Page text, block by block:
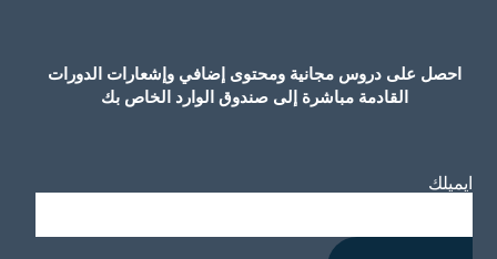
احصل على دروس مجانية ومحتوى إضافي وإشعارات الدورات
القادمة مباشرة إلى صندوق الوارد الخاص بك
ايميلك